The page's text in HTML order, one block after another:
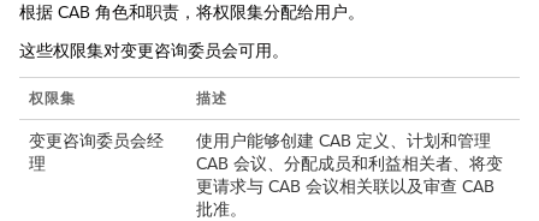
根据 CAB 角色和职责，将权限集分配给用户。
这些权限集对变更咨询委员会可用。
权限集 描述
变更咨询委员会经
理
使用户能够创建 CAB 定义、计划和管理
CAB 会议、分配成员和利益相关者、将变
更请求与 CAB 会议相关联以及审查 CAB
批准。